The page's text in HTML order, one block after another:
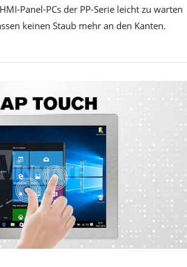
Panel-PCs der PP-Serie leicht zu warten
keinen Staub mehr an den Kanten.